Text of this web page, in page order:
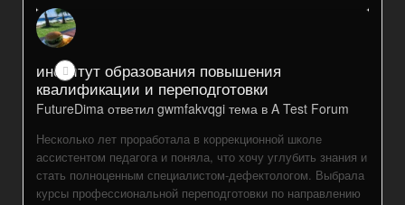
институт образования повышения
квалификации и переподготовки
FutureDima ответил gwmfakvqgi тема в A Test Forum
Несколько лет проработала в коррекционной школе
ассистентом педагога и поняла, что хочу углубить знания и
стать полноценным специалистом‑дефектологом. Выбрала
курсы профессиональной переподготовки по направлению